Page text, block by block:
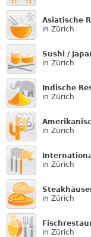
Asiatische
in Zürich
Sushi /
in Zürich
Indische
in Zürich
in Zürich
in Zürich
in Zürich
in Zürich